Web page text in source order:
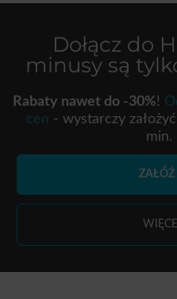
Dołącz do
minusy są
Rabaty nawet do -30%!
cen - wystarczy
min.
ZAŁÓŻ